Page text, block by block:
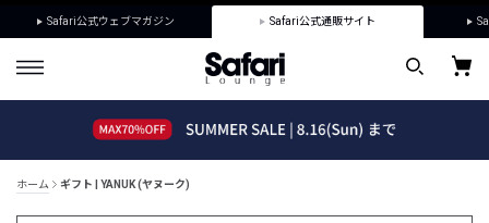
Safari公式ウェブマガジン Safari公式通販サイト
ホーム ギフト | YANUK (ヤヌーク)